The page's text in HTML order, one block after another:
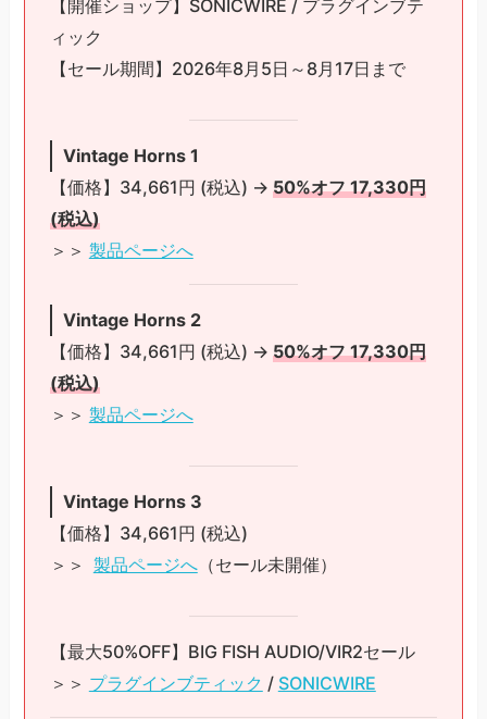
【開催ショップ】SONICWIRE / プラグインブテ
ィック
【セール期間】2026年8月5日～8月17日まで
Vintage Horns 1
【価格】34,661円 (税込) → 50%オフ 17,330円
(税込)
＞＞ 製品ページへ
Vintage Horns 2
【価格】34,661円 (税込) → 50%オフ 17,330円
(税込)
＞＞ 製品ページへ
Vintage Horns 3
【価格】34,661円 (税込)
＞＞ 製品ページへ（セール未開催）
【最大50%OFF】BIG FISH AUDIO/VIR2セール
＞＞ プラグインブティック / SONICWIRE